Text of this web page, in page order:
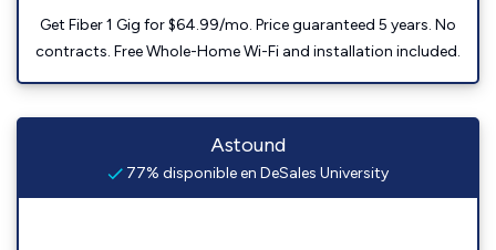
Get Fiber 1 Gig for $64.99/mo. Price guaranteed 5 years. No
contracts. Free Whole-Home Wi-Fi and installation included.
Astound
77% disponible en DeSales University